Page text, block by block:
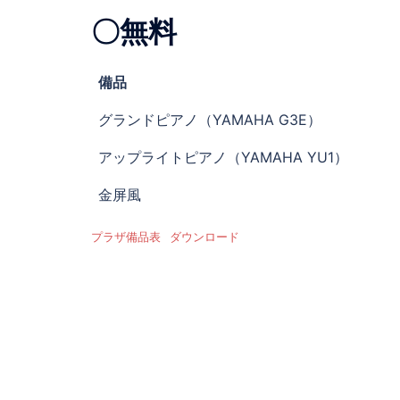
〇無料
備品
グランドピアノ（YAMAHA G3E）
アップライトピアノ（YAMAHA YU1）
金屏風
プラザ備品表 ダウンロード